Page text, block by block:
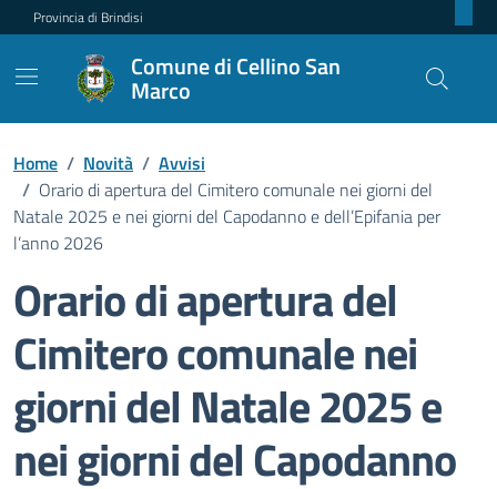
Provincia di Brindisi
Comune di Cellino San
Marco
Home / Novità / Avvisi
/ Orario di apertura del Cimitero comunale nei giorni del
Natale 2025 e nei giorni del Capodanno e dell’Epifania per
l’anno 2026
Orario di apertura del
Cimitero comunale nei
giorni del Natale 2025 e
nei giorni del Capodanno